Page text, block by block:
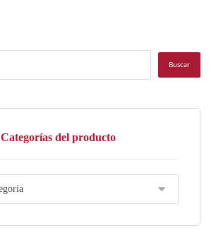
Categorías del producto